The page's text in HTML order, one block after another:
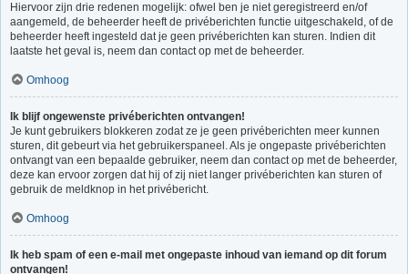
Hiervoor zijn drie redenen mogelijk: ofwel ben je niet geregistreerd en/of
aangemeld, de beheerder heeft de privéberichten functie uitgeschakeld, of de
beheerder heeft ingesteld dat je geen privéberichten kan sturen. Indien dit
laatste het geval is, neem dan contact op met de beheerder.
Omhoog
Ik blijf ongewenste privéberichten ontvangen!
Je kunt gebruikers blokkeren zodat ze je geen privéberichten meer kunnen
sturen, dit gebeurt via het gebruikerspaneel. Als je ongepaste privéberichten
ontvangt van een bepaalde gebruiker, neem dan contact op met de beheerder,
deze kan ervoor zorgen dat hij of zij niet langer privéberichten kan sturen of
gebruik de meldknop in het privébericht.
Omhoog
Ik heb spam of een e-mail met ongepaste inhoud van iemand op dit forum
ontvangen!